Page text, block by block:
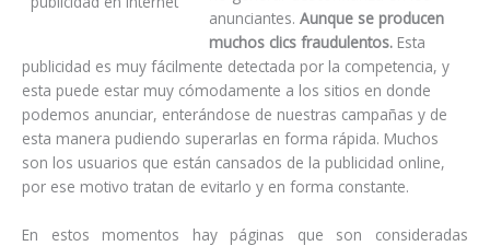
anunciantes. Aunque se producen
muchos clics fraudulentos. Esta
publicidad es muy fácilmente detectada por la competencia, y
esta puede estar muy cómodamente a los sitios en donde
podemos anunciar, enterándose de nuestras campañas y de
esta manera pudiendo superarlas en forma rápida. Muchos
son los usuarios que están cansados de la publicidad online,
por ese motivo tratan de evitarlo y en forma constante.
En estos momentos hay páginas que son consideradas